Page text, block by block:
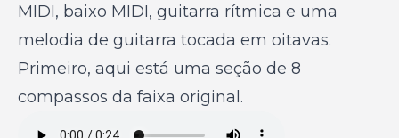
MIDI, baixo MIDI, guitarra rítmica e uma
melodia de guitarra tocada em oitavas.
Primeiro, aqui está uma seção de 8
compassos da faixa original.